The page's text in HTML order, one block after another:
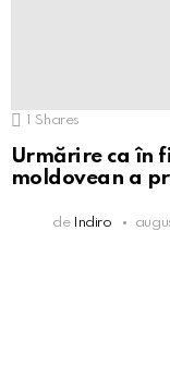
1 Shares
Urmărire ca în
moldovean a
de Indiro